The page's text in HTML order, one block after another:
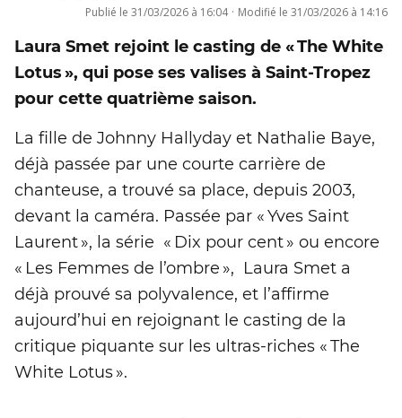
Publié le 31/03/2026 à 16:04 · Modifié le 31/03/2026 à 14:16
Laura Smet rejoint le casting de « The White
Lotus », qui pose ses valises à Saint-Tropez
pour cette quatrième saison.
La fille de Johnny Hallyday et Nathalie Baye,
déjà passée par une courte carrière de
chanteuse, a trouvé sa place, depuis 2003,
devant la caméra. Passée par « Yves Saint
Laurent », la série « Dix pour cent » ou encore
« Les Femmes de l’ombre », Laura Smet a
déjà prouvé sa polyvalence, et l’affirme
aujourd’hui en rejoignant le casting de la
critique piquante sur les ultras-riches « The
White Lotus ».